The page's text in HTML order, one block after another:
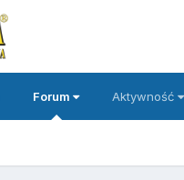
Forum Aktywność